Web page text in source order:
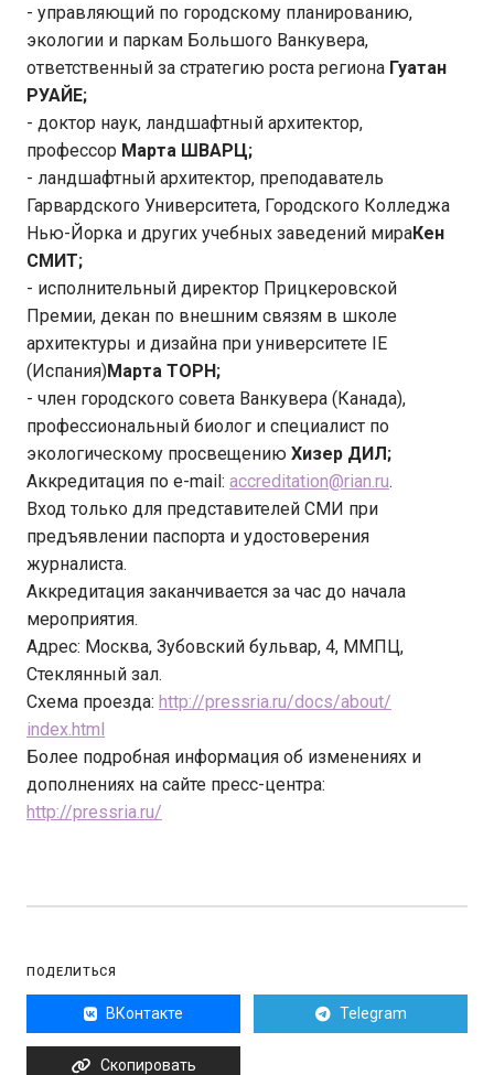
- управляющий по городскому планированию,
экологии и паркам Большого Ванкувера,
ответственный за стратегию роста региона Гуатан
РУАЙЕ;
- доктор наук, ландшафтный архитектор,
профессор Марта ШВАРЦ;
- ландшафтный архитектор, преподаватель
Гарвардского Университета, Городского Колледжа
Нью-Йорка и других учебных заведений мираКен
СМИТ;
- исполнительный директор Прицкеровской
Премии, декан по внешним связям в школе
архитектуры и дизайна при университете IE
(Испания)Марта ТОРН;
- член городского совета Ванкувера (Канада),
профессиональный биолог и специалист по
экологическому просвещению Хизер ДИЛ;
Аккредитация по e-mail: accreditation@rian.ru.
Вход только для представителей СМИ при
предъявлении паспорта и удостоверения
журналиста.
Аккредитация заканчивается за час до начала
мероприятия.
Адрес: Москва, Зубовский бульвар, 4, ММПЦ,
Стеклянный зал.
Схема проезда: http://pressria.ru/docs/about/
index.html
Более подробная информация об изменениях и
дополнениях на сайте пресс-центра:
http://pressria.ru/
ПОДЕЛИТЬСЯ
ВКонтакте Telegram
Скопировать